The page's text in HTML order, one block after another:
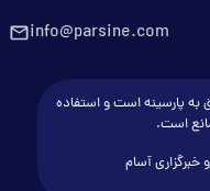
info@parsine.com
پارسینه است و استفاده
است.
آسام